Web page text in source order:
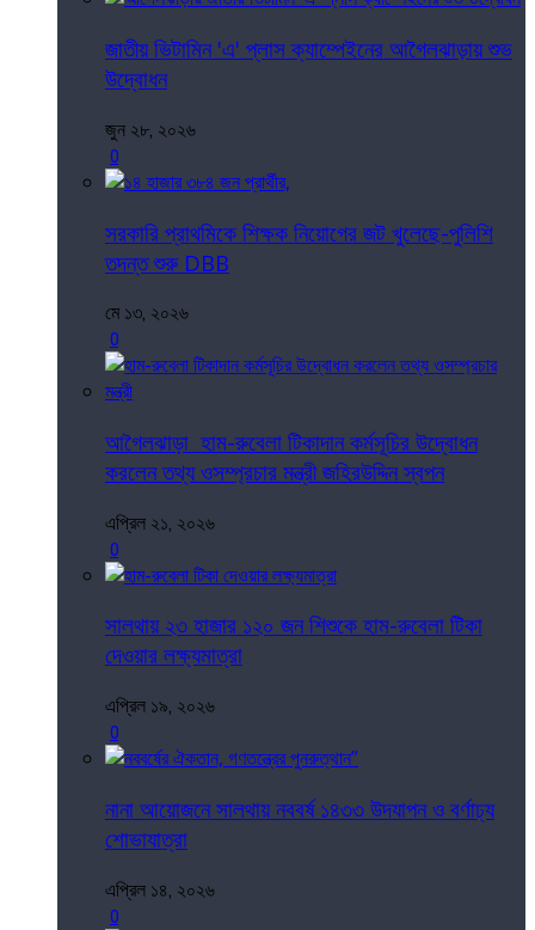
জাতীয় ভিটামিন 'এ' প্লাস ক্যাম্পেইনের আগৈলঝাড়ায় শুভ
উদ্বোধন
জুন ২৮, ২০২৬
0
সরকারি প্রাথমিকে শিক্ষক নিয়োগের জট খুলেছে-পুলিশি
তদন্ত শুরু DBB
মে ১৩, ২০২৬
0
আগৈলঝাড়া হাম-রুবেলা টিকাদান কর্মসূচির উদ্বোধন
করলেন তথ্য ওসম্প্রচার মন্ত্রী জহিরউদ্দিন স্বপন
এপ্রিল ২১, ২০২৬
0
সালথায় ২৩ হাজার ১২০ জন শিশুকে হাম-রুবেলা টিকা
দেওয়ার লক্ষ্যমাত্রা
এপ্রিল ১৯, ২০২৬
0
নানা আয়োজনে সালথায় নববর্ষ ১৪৩৩ উদযাপন ও বর্ণাঢ্য
শোভাযাত্রা
এপ্রিল ১৪, ২০২৬
0